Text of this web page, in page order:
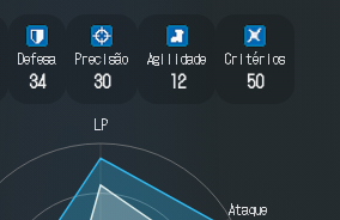
Defesa
34
Precisão
30
Agilidade
12
Critérios
50
LP
Ataque